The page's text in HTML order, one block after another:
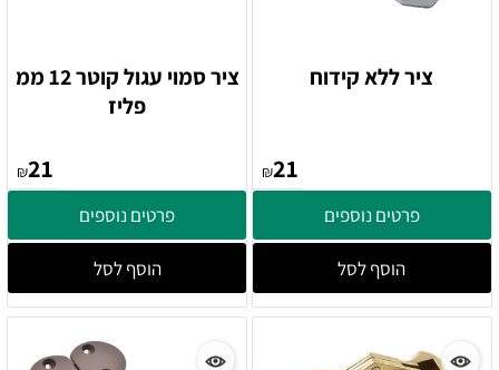
ציר ללא קידוח
₪21
פרטים נוספים
הוסף לסל
ציר סמוי עגול קוטר 12 ממ
פליז
₪21
פרטים נוספים
הוסף לסל